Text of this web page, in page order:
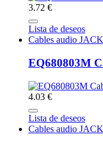
3.72 €
Lista de deseos
Cables audio JACK
EQ680803M
4.03 €
Lista de deseos
Cables audio JACK